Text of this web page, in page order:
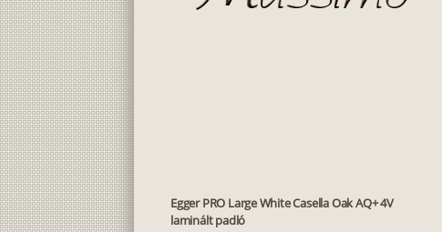
Egger PRO Large White Casella Oak AQ+ 4V
laminált padló